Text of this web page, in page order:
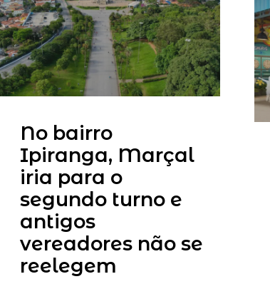
No bairro
Ipiranga, Marçal
iria para o
segundo turno e
antigos
vereadores não se
reelegem